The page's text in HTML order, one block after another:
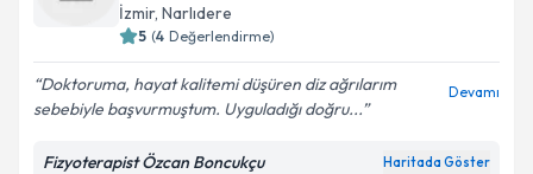
İzmir, Narlıdere
5 (4 Değerlendirme)
Doktoruma, hayat kalitemi düşüren diz ağrılarım
sebebiyle başvurmuştum. Uyguladığı doğru...
Devamı
Fizyoterapist Özcan Boncukçu Haritada Göster